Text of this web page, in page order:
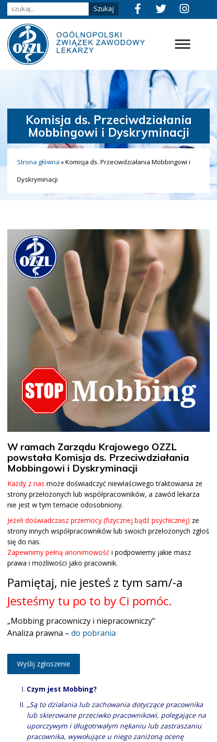
Komisja ds. Przeciwdziałania
Mobbingowi i Dyskryminacji
Strona główna »Komisja ds. Przeciwdziałania Mobbingowi i
Dyskryminacji
W ramach Zarządu Krajowego OZZL
powstała Komisja ds. Przeciwdziałania
Mobbingowi i Dyskryminacji
Każdy z nas może doświadczyć niewłaściwego traktowania ze
strony przełożonych lub współpracowników, a zawód lekarza
nie jest w tym temacie odosobniony.
Jeżeli doświadczasz przemocy (fizycznej bądź psychicznej) ze
strony innych współpracowników lub swoich przełożonych zgłoś
się do nas.
Zapewnimy pełną anonimowość i podpowiemy jakie masz
prawa i możliwości jako pracownik.
Pamiętaj, nie jesteś z tym sam/-a
Jesteśmy tu po to by Ci pomóc.
„Mobbing pracowniczy i niepracowniczy"
Analiza prawna – do pobrania
Wyślij zgłoszenie
Czym jest Mobbing?
„Są to działania lub zachowania dotyczące pracownika
lub skierowane przeciwko pracownikowi, polegające na
uporczywym i długotrwałym nękaniu lub zastraszaniu
pracownika, wywołujące u niego zaniżoną ocenę